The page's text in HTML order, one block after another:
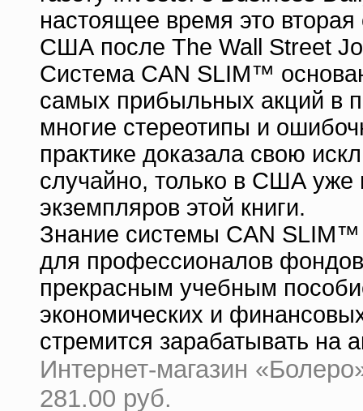
настоящее время это
США после The Wall Street
Система CAN SLIM™
самых прибыльных акций в
многие стереотипы и
практике доказала свою
случайно, только в США
экземпляров этой книги.
Знание системы CAN
для профессионалов
прекрасным учебным
экономических и
стремится зарабатывать на
Интернет-магазин
281.00 руб.